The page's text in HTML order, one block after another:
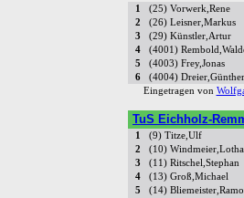
1 (25) Vorwerk,Rene
2
(26) Leisner,Markus
3
(29) Künstler,Artur
4
(4001)
5
(4003) Frey,Jonas
6
(4004) Dreier,Günther
Eingetragen von
TuS Eichholz-
1 (9) Titze,Ulf
2
(10)
3
(11) Ritschel,Stephan
4
(13) Groß,Michael
5
(14)